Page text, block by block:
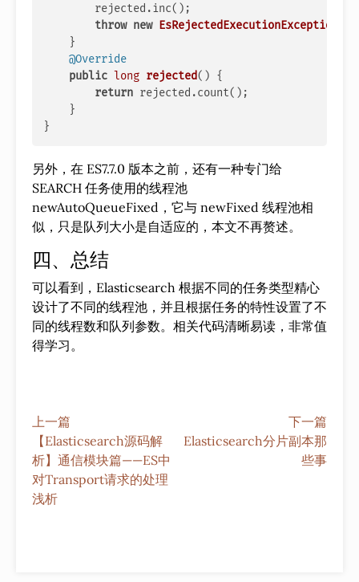
        rejected.inc();
throw new EsRejectedExecutionException
    }
@Override
public long rejected() {
return rejected.count();
    }
另外，在 ES7.7.0 版本之前，还有一种专门给
SEARCH 任务使用的线程池
newAutoQueueFixed，它与 newFixed 线程池相
似，只是队列大小是自适应的，本文不再赘述。
四、总结
可以看到，Elasticsearch 根据不同的任务类型精心
设计了不同的线程池，并且根据任务的特性设置了不
同的线程数和队列参数。相关代码清晰易读，非常值
得学习。
上一篇
【Elasticsearch源码解
析】通信模块篇——ES中
对Transport请求的处理
浅析
下一篇
Elasticsearch分片副本那
些事